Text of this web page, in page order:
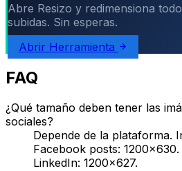
Abre Resizo y redimensiona
subidas. Sin esperas.
Abrir Herramienta
FAQ
¿Qué tamaño deben tener las
sociales?
Depende de la plataforma.
Facebook posts:
LinkedIn: 1200×627.